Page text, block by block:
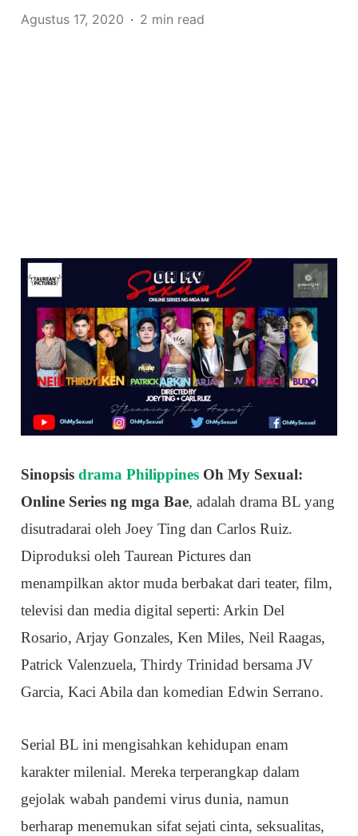
Agustus 17, 2020 2 min read
Sinopsisdrama Philippines Oh My Sexual:
Online Series ng mga Bae, adalah drama BL yang
disutradarai oleh Joey Ting dan Carlos Ruiz.
Diproduksi oleh Taurean Pictures dan
menampilkan aktor muda berbakat dari teater, film,
televisi dan media digital seperti: Arkin Del
Rosario, Arjay Gonzales, Ken Miles, Neil Raagas,
Patrick Valenzuela, Thirdy Trinidad bersama JV
Garcia, Kaci Abila dan komedian Edwin Serrano.
Serial BL ini mengisahkan kehidupan enam
karakter milenial. Mereka terperangkap dalam
gejolak wabah pandemi virus dunia, namun
berharap menemukan sifat sejati cinta, seksualitas,